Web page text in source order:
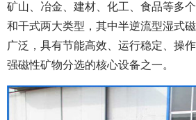
矿山、冶金、建材、化工、食品等多
和干式两大类型，其中半逆流型湿式
广泛，具有节能高效、运行稳定、操
强磁性矿物分选的核心设备之一。